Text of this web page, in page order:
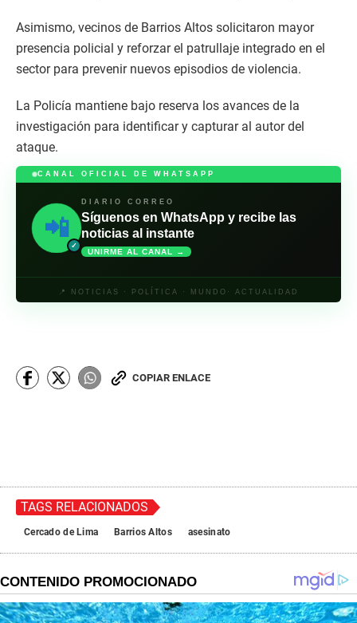
Asimismo, vecinos de Barrios Altos solicitaron mayor
presencia policial y reforzar el patrullaje integrado en el
sector para prevenir nuevos episodios de violencia.
La Policía mantiene bajo reserva los avances de la
investigación para identificar y capturar al autor del
ataque.
CANAL OFICIAL DE WHATSAPP
📲
✓
DIARIO CORREO
Síguenos en WhatsApp y recibe las
noticias al instante
UNIRME AL CANAL →
📍 NOTICIAS · POLÍTICA · MUNDO· ACTUALIDAD
COPIAR ENLACE
TAGS RELACIONADOS
Cercado de Lima Barrios Altos asesinato